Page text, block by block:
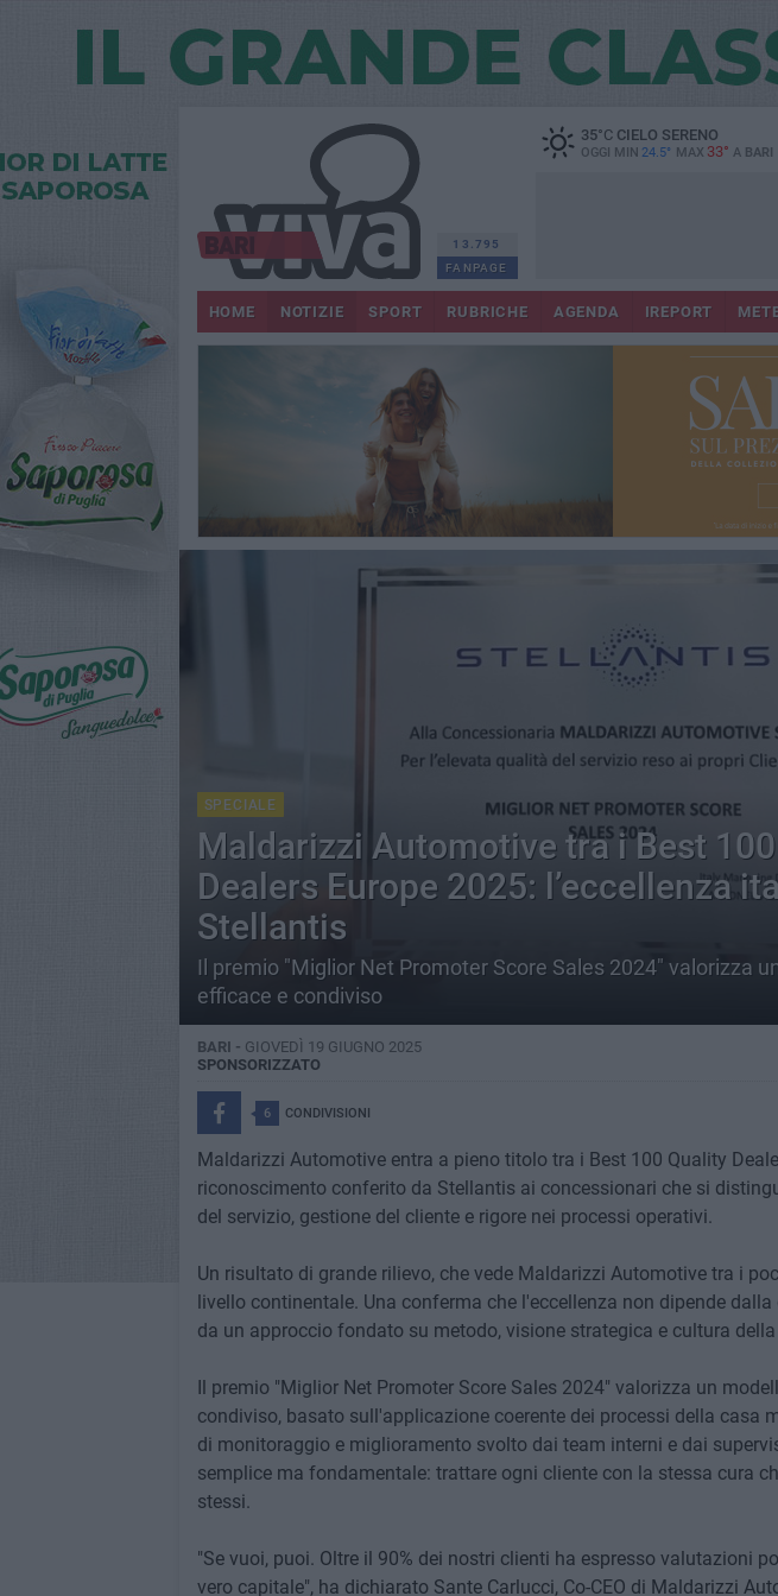
13.795
FANPAGE
35°CCIELO SERENO
OGGI MIN 24.5° MAX 33° A BARI
HOME NOTIZIE SPORT RUBRICHE AGENDA IREPORT
SPECIALE
Maldarizzi Automotive tra i Best
Dealers Europe 2025: l’eccellenza
Stellantis
Il premio "Miglior Net Promoter Score Sales 2024" valorizza
efficace e condiviso
BARI - GIOVEDÌ 19 GIUGNO 2025
SPONSORIZZATO
6 CONDIVISIONI
Maldarizzi Automotive entra a pieno titolo tra i Best 100 Quality
riconoscimento conferito da Stellantis ai concessionari che si
del servizio, gestione del cliente e rigore nei processi operativi.
Un risultato di grande rilievo, che vede Maldarizzi Automotive tra i
livello continentale. Una conferma che l'eccellenza non dipende
da un approccio fondato su metodo, visione strategica e cultura
Il premio "Miglior Net Promoter Score Sales 2024" valorizza un
condiviso, basato sull'applicazione coerente dei processi della casa
di monitoraggio e miglioramento svolto dai team interni e dai
semplice ma fondamentale: trattare ogni cliente con la stessa cura
stessi.
"Se vuoi, puoi. Oltre il 90% dei nostri clienti ha espresso valutazioni
vero capitale", ha dichiarato Sante Carlucci, Co-CEO di Maldarizzi